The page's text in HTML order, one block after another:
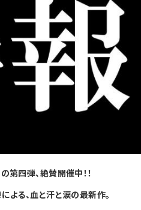
第四弾、絶賛開催中！！
よる、血と汗と涙の最新作。